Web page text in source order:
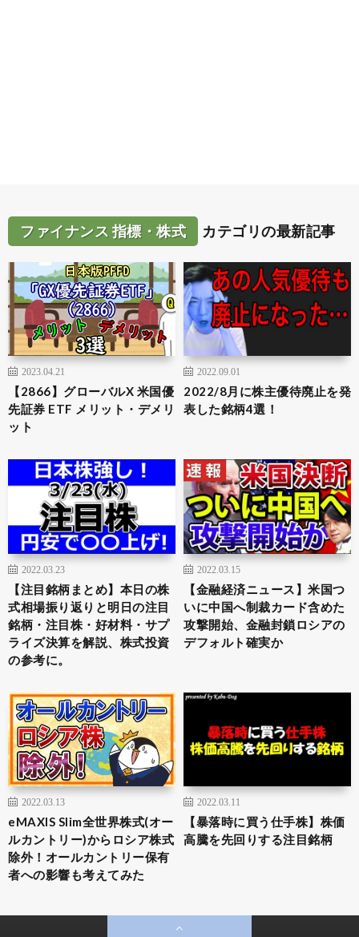
ファイナンス 指標・株式 カテゴリの最新記事
2023.04.21
【2866】グローバルX 米国優
先証券 ETF メリット・デメリ
ット
2022.09.01
2022/8月に株主優待廃止を発
表した銘柄4選！
2022.03.23
【注目銘柄まとめ】本日の株
式相場振り返りと明日の注目
銘柄・注目株・好材料・サプ
ライズ決算を解説、株式投資
の参考に。
2022.03.15
【金融経済ニュース】米国つ
いに中国へ制裁カード含めた
攻撃開始、金融封鎖ロシアの
デフォルト確実か
2022.03.13
eMAXIS Slim全世界株式(オー
ルカントリー)からロシア株式
除外！オールカントリー保有
者への影響も考えてみた
2022.03.11
【暴落時に買う仕手株】株価
高騰を先回りする注目銘柄